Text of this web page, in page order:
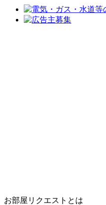
お部屋リクエストとは